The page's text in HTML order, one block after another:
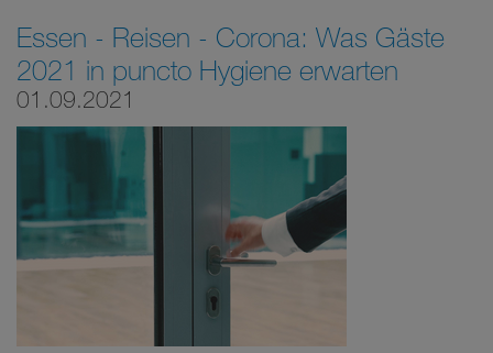
Essen - Reisen - Corona: Was Gäste
2021 in puncto Hygiene erwarten
01.09.2021